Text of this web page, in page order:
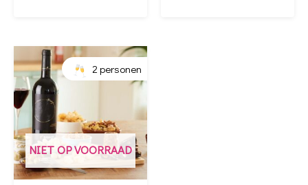
NIET OP VOORRAAD
2 personen